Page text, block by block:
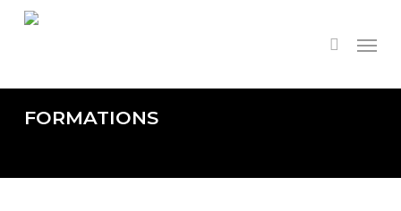
search
FORMATIONS